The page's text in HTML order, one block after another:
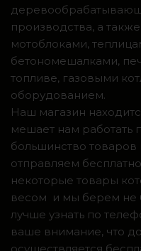
производства, а
мотоблоками,
бетономешалками,
топливе, газовыми
оборудованием.
Наш магазин
мешает нам работать
большинство
отправляем
некоторые товары
весом и мы берем не
лучше узнать по
ваше внимание, что
осуществляется